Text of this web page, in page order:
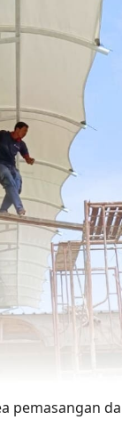
pemasangan